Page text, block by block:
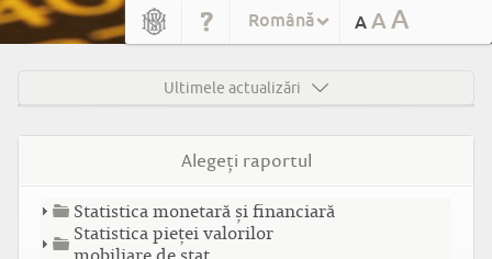
Română A AA
Ultimele actualizări
Alegeţi raportul
Statistica monetară și financiară
Statistica pieţei valorilor